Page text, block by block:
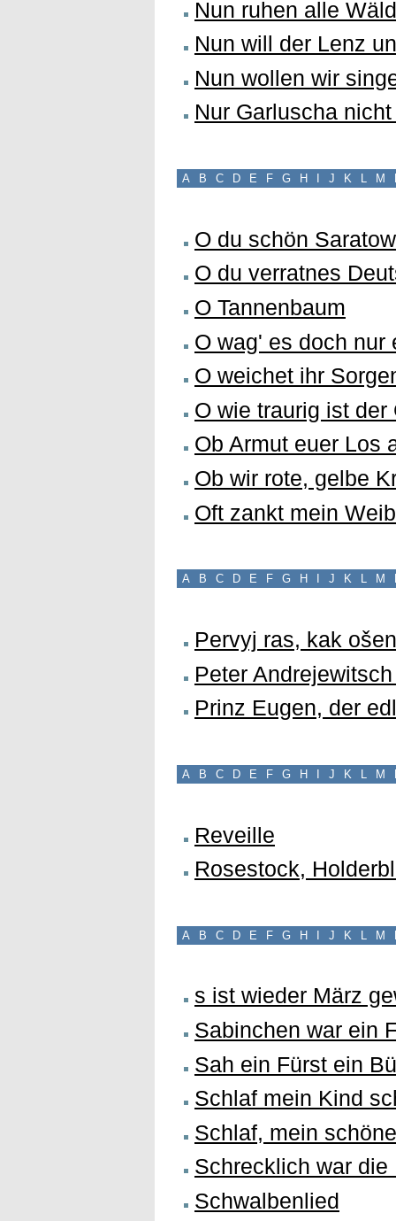
Nun ruhen alle
Nun will der Lenz
Nun wollen wir
Nur Garluscha
A B C D E F G H J K M
O du schön Saratow
O du verratnes
O Tannenbaum
O wag' es doch nur
O weichet ihr
O wie traurig ist der
Ob Armut euer Los
Ob wir rote, gelbe
Oft zankt mein
A B C D E F G H J K L M
Pervyj ras, kak
Peter
Prinz Eugen, der
A B C D E F G H I J K L M
Reveille
Rosestock,
A B C D E F G H I J K L M
s ist wieder März
Sabinchen war ein
Sah ein Fürst ein
Schlaf mein Kind
Schlaf, mein
Schrecklich war die
Schwalbenlied